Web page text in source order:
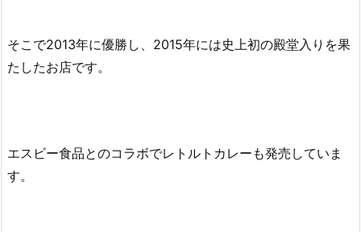
そこで2013年に優勝し、2015年には史上初の殿堂入りを果
たしたお店です。
エスビー食品とのコラボでレトルトカレーも発売していま
す。